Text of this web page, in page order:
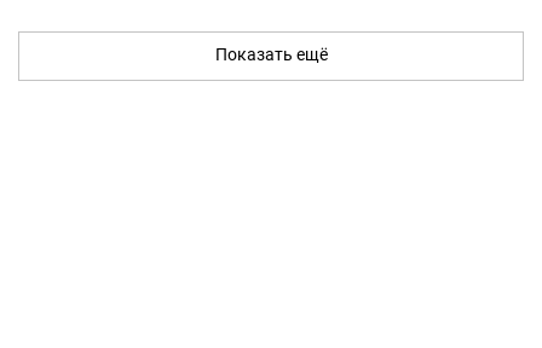
Показать ещё